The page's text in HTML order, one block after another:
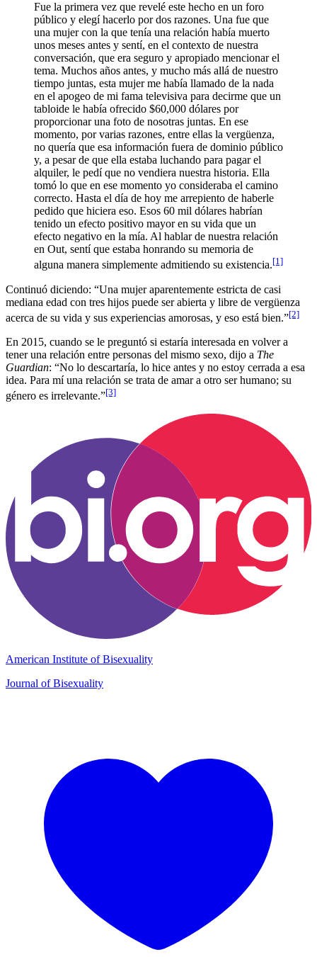
Fue la primera vez que revelé este hecho en un foro
público y elegí hacerlo por dos razones. Una fue que
una mujer con la que tenía una relación había muerto
unos meses antes y sentí, en el contexto de nuestra
conversación, que era seguro y apropiado mencionar el
tema. Muchos años antes, y mucho más allá de nuestro
tiempo juntas, esta mujer me había llamado de la nada
en el apogeo de mi fama televisiva para decirme que un
tabloide le había ofrecido $60,000 dólares por
proporcionar una foto de nosotras juntas. En ese
momento, por varias razones, entre ellas la vergüenza,
no quería que esa información fuera de dominio público
y, a pesar de que ella estaba luchando para pagar el
alquiler, le pedí que no vendiera nuestra historia. Ella
tomó lo que en ese momento yo consideraba el camino
correcto. Hasta el día de hoy me arrepiento de haberle
pedido que hiciera eso. Esos 60 mil dólares habrían
tenido un efecto positivo mayor en su vida que un
efecto negativo en la mía. Al hablar de nuestra relación
en Out, sentí que estaba honrando su memoria de
alguna manera simplemente admitiendo su existencia.[1]
Continuó diciendo: “Una mujer aparentemente estricta de casi
mediana edad con tres hijos puede ser abierta y libre de vergüenza
acerca de su vida y sus experiencias amorosas, y eso está bien.”[2]
En 2015, cuando se le preguntó si estaría interesada en volver a
tener una relación entre personas del mismo sexo, dijo a The
Guardian: “No lo descartaría, lo hice antes y no estoy cerrada a esa
idea. Para mí una relación se trata de amar a otro ser humano; su
género es irrelevante.”[3]
American Institute of Bisexuality
Journal of Bisexuality